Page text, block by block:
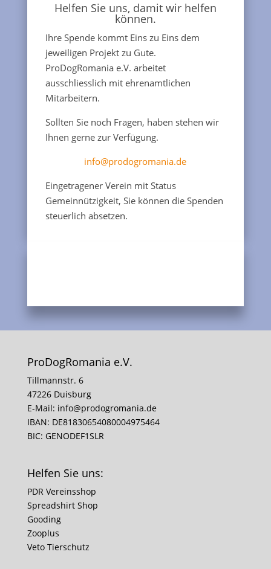
Helfen Sie uns, damit wir helfen
können.
Ihre Spende kommt Eins zu Eins dem
jeweiligen Projekt zu Gute.
ProDogRomania e.V. arbeitet
ausschliesslich mit ehrenamtlichen
Mitarbeitern.
Sollten Sie noch Fragen, haben stehen wir
Ihnen gerne zur Verfügung.
info@prodogromania.de
Eingetragener Verein mit Status
Gemeinnützigkeit, Sie können die Spenden
steuerlich absetzen.
ProDogRomania e.V.
Tillmannstr. 6
47226 Duisburg
E-Mail: info@prodogromania.de
IBAN: DE81830654080004975464
BIC: GENODEF1SLR
Helfen Sie uns:
PDR Vereinsshop
Spreadshirt Shop
Gooding
Zooplus
Veto Tierschutz